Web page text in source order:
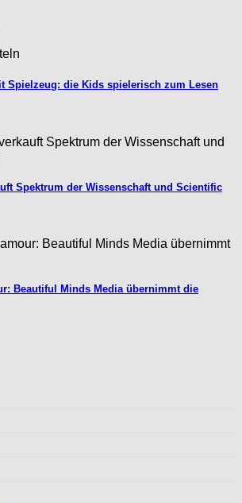
Spielzeug: die Kids spielerisch zum Lesen
Spektrum der Wissenschaft und Scientific
Beautiful Minds Media übernimmt die